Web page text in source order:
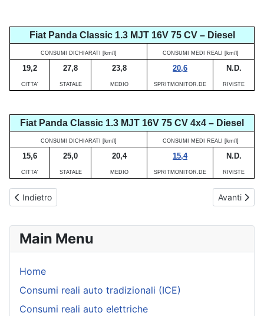
Main Menu
Home
Consumi reali auto tradizionali (ICE)
Consumi reali auto elettriche
Fiat Panda Classic 1.3 MJT 16V 75 CV – Diesel
CONSUMI DICHIARATI [km/l] CONSUMI MEDI REALI [km/l]
19,2 27,8 23,8 20,6 N.D.
CITTA' STATALE MEDIO SPRITMONITOR.DE RIVISTE
Fiat Panda Classic 1.3 MJT 16V 75 CV 4x4 – Diesel
CONSUMI DICHIARATI [km/l] CONSUMI MEDI REALI [km/l]
15,6 25,0 20,4 15,4 N.D.
CITTA' STATALE MEDIO SPRITMONITOR.DE RIVISTE
Articolo precedente: Fiat 124 Spider (dal 2016 al 2019) -
Indietro Articolo
Avanti